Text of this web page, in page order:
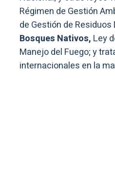
Régimen de Gestión
de Gestión de
Bosques Nativos, Ley
Manejo del Fuego; y
internacionales en la